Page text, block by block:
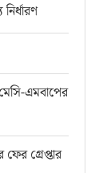
এমবাপের
গ্রেপ্তার